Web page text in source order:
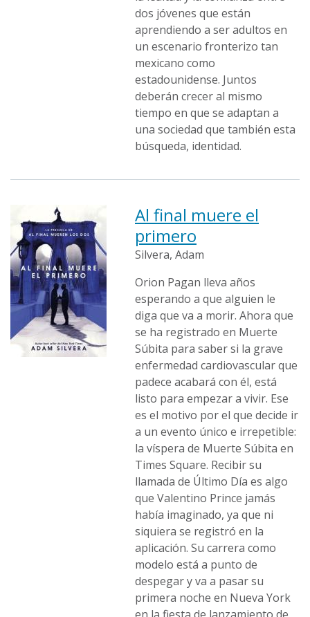
dos jóvenes que están
aprendiendo a ser adultos en
un escenario fronterizo tan
mexicano como
estadounidense. Juntos
deberán crecer al mismo
tiempo en que se adaptan a
una sociedad que también esta
búsqueda, identidad.
Al final muere el
primero
Silvera, Adam
Orion Pagan lleva años
esperando a que alguien le
diga que va a morir. Ahora que
se ha registrado en Muerte
Súbita para saber si la grave
enfermedad cardiovascular que
padece acabará con él, está
listo para empezar a vivir. Ese
es el motivo por el que decide ir
a un evento único e irrepetible:
la víspera de Muerte Súbita en
Times Square. Recibir su
llamada de Último Día es algo
que Valentino Prince jamás
había imaginado, ya que ni
siquiera se registró en la
aplicación. Su carrera como
modelo está a punto de
despegar y va a pasar su
primera noche en Nueva York